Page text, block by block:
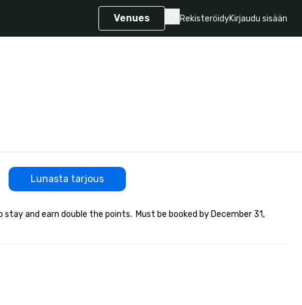
Venues RekisteröidyKirjaudu sisään
Lunasta tarjous
and earn double the points.  Must be booked by December 31,